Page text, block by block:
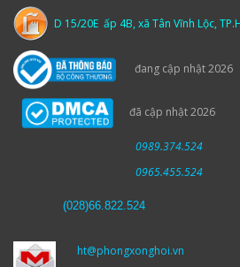
D 15/20E ấp 4B, xã Tân Vĩnh Lộc,
đang cập nhật 2026
đã cập nhật 2026
0989.374.524
0965.455.524
(028)66.822.524
ht@phongxonghoi.vn